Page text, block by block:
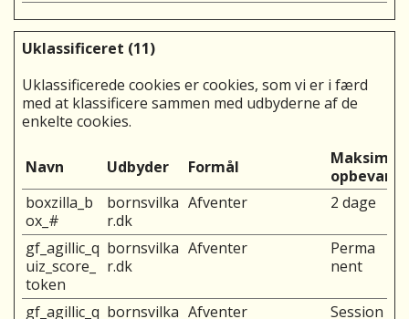
Uklassificeret (11)
Uklassificerede cookies er cookies, som vi er i færd
med at klassificere sammen med udbyderne af de
enkelte cookies.
Navn Udbyder Formål
Maksimal
boxzilla_b
ox_#
bornsvilka
r.dk
Afventer 2 dage
gf_agillic_q
uiz_score_
token
bornsvilka
r.dk
Afventer
Perma
nent
gf_agillic_q bornsvilka Afventer Session